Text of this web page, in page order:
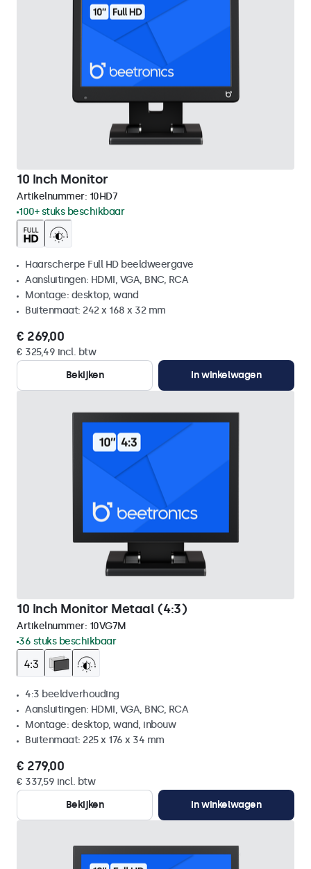
10 Inch Monitor
Artikelnummer: 10HD7
100+ stuks beschikbaar
Haarscherpe Full HD beeldweergave
Aansluitingen: HDMI, VGA, BNC, RCA
Montage: desktop, wand
Buitenmaat: 242 x 168 x 32 mm
€ 269,00
€ 325,49 incl. btw
Bekijken
In winkelwagen
10 Inch Monitor Metaal (4:3)
Artikelnummer: 10VG7M
36 stuks beschikbaar
4:3 beeldverhouding
Aansluitingen: HDMI, VGA, BNC, RCA
Montage: desktop, wand, inbouw
Buitenmaat: 225 x 176 x 34 mm
€ 279,00
€ 337,59 incl. btw
Bekijken
In winkelwagen